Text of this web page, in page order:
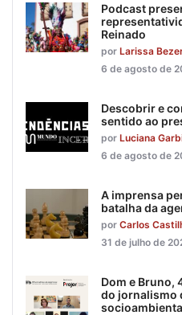
Podcast
Reinado
por Larissa
6 de agosto de
Descobrir e
sentido ao
por Luciana
6 de agosto de
A imprensa
batalha da
por Carlos
31 de julho de
Dom e Bruno,
do jornalismo